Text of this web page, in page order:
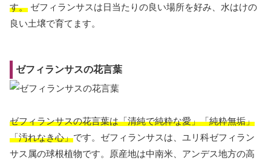
す。 ゼフィランサスは日当たりの良い場所を好み、水はけの
良い土壌で育てます。
ゼフィランサスの花言葉
ゼフィランサスの花言葉は「清純で純粋な愛」「純粋無垢」
「汚れなき心」です。ゼフィランサスは、ユリ科ゼフィラン
サス属の球根植物です。原産地は中南米、アンデス地方の高